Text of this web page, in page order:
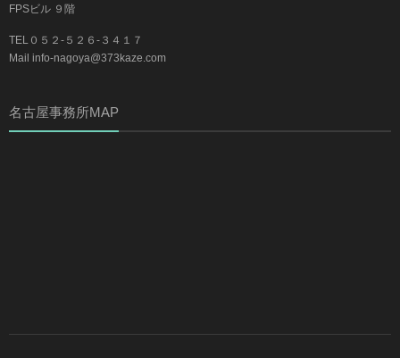
FPSビル ９階
TEL０５２-５２６-３４１７
Mail info-nagoya@373kaze.com
名古屋事務所MAP